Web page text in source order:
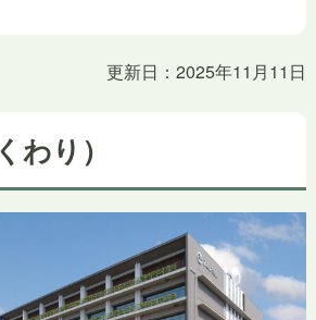
更新日：2025年11月11日
わり）